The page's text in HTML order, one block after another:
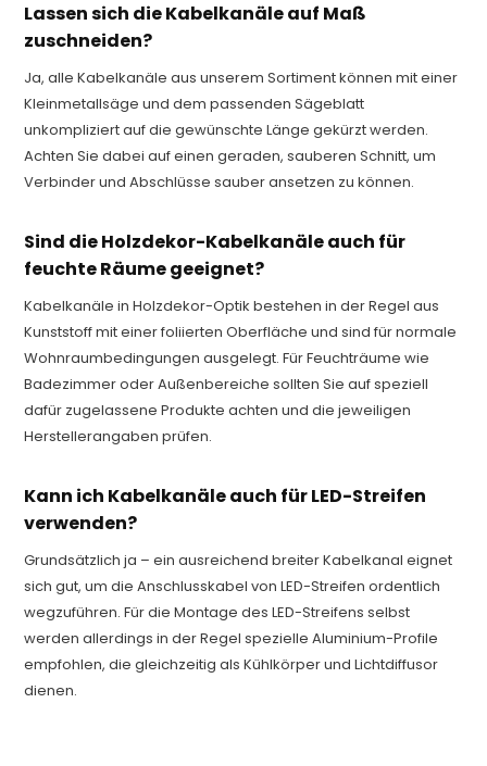
Lassen sich die Kabelkanäle auf Maß
zuschneiden?
Ja, alle Kabelkanäle aus unserem Sortiment können mit einer
Kleinmetallsäge und dem passenden Sägeblatt
unkompliziert auf die gewünschte Länge gekürzt werden.
Achten Sie dabei auf einen geraden, sauberen Schnitt, um
Verbinder und Abschlüsse sauber ansetzen zu können.
Sind die Holzdekor-Kabelkanäle auch für
feuchte Räume geeignet?
Kabelkanäle in Holzdekor-Optik bestehen in der Regel aus
Kunststoff mit einer foliierten Oberfläche und sind für normale
Wohnraumbedingungen ausgelegt. Für Feuchträume wie
Badezimmer oder Außenbereiche sollten Sie auf speziell
dafür zugelassene Produkte achten und die jeweiligen
Herstellerangaben prüfen.
Kann ich Kabelkanäle auch für LED-Streifen
verwenden?
Grundsätzlich ja – ein ausreichend breiter Kabelkanal eignet
sich gut, um die Anschlusskabel von LED-Streifen ordentlich
wegzuführen. Für die Montage des LED-Streifens selbst
werden allerdings in der Regel spezielle Aluminium-Profile
empfohlen, die gleichzeitig als Kühlkörper und Lichtdiffusor
dienen.